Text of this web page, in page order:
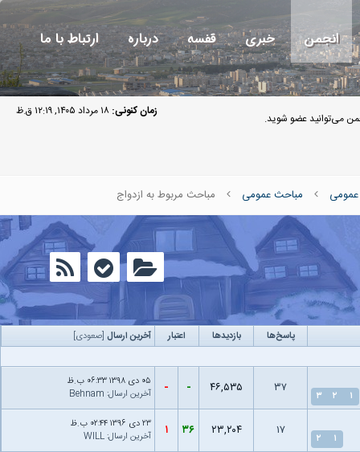
انجمن خبری قفسه درباره ارتباط با ما
زمان کنونی: ۱۸ مرداد ۱۴۰۵, ۱۲:۱۹ ق.ظ می‌توانید عضو شوید.
مباحث عمومی مباحث مربوط به ازدواج
پاسخ‌ها بازدید‌ها اعتبار آخرین ارسال[ صعودی]
۲ ۳ ۳۷ ۴۶,۵۳۵ -
-
۰۵ دى ۱۳۹۸ ۰۶:۳۳ ب.ظ
آخرین ارسال:
Behnam‌
۲ ۱۷ ۲۳,۲۰۴ ۳۶
۲۳ دى ۱۳۹۶ ۰۲:۴۴ ب.ظ
آخرین ارسال:
WILL